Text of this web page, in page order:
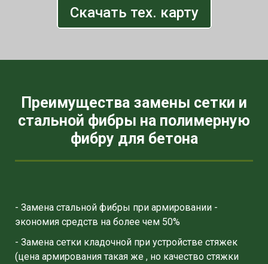
Скачать тех. карту
Преимущества замены сетки и
стальной фибры на полимерную
фибру для бетона
- Замена стальной фибры при армировании -
экономия средств на более чем 50%
- Замена сетки кладочной при устройстве стяжек
(цена армирования такая же , но качество стяжки